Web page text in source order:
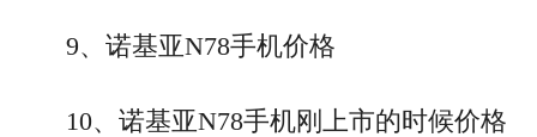
9、诺基亚N78手机价格
10、诺基亚N78手机刚上市的时候价格